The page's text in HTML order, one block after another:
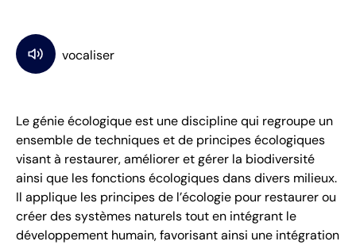
Le génie écologique est une discipline qui regroupe un
ensemble de techniques et de principes écologiques
visant à restaurer, améliorer et gérer la biodiversité
ainsi que les fonctions écologiques dans divers milieux.
Il applique les principes de l’écologie pour restaurer ou
créer des systèmes naturels tout en intégrant le
développement humain, favorisant ainsi une intégration